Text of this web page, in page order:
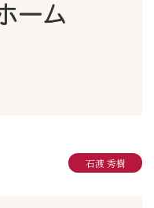
樹：建築士日記
石渡 秀樹